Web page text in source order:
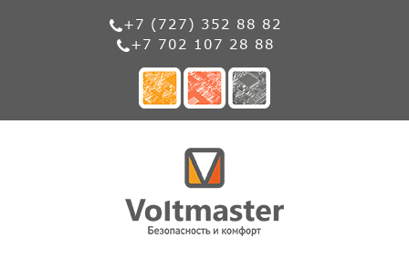
+7 (727) 352 88 82
+7 702 107 28 88